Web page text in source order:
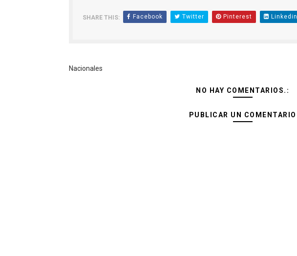
SHARE THIS: Facebook Twitter Pinterest Linkedin
Nacionales
NO HAY COMENTARIOS.:
PUBLICAR UN COMENTARIO